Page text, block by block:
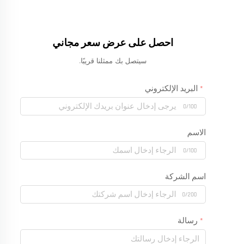
احصل على عرض سعر مجاني
سيتصل بك ممثلنا قريبًا.
البريد الإلكتروني
0/100
الاسم
0/100
اسم الشركة
0/200
رسالة